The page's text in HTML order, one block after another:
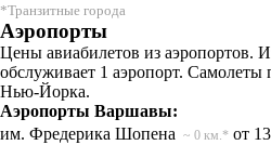
*Транзитные города
Аэропорты
Цены авиабилетов из аэропортов.
обслуживает 1 аэропорт. Самолеты
Нью-Йорка.
Аэропорты Варшавы:
им. Фредерика Шопена ~ 0 км.* от